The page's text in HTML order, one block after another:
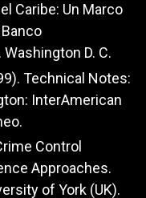
Caribe: Un Marco
D. C.
Technical Notes:
InterAmerican
Control
Approaches.
of York (UK).